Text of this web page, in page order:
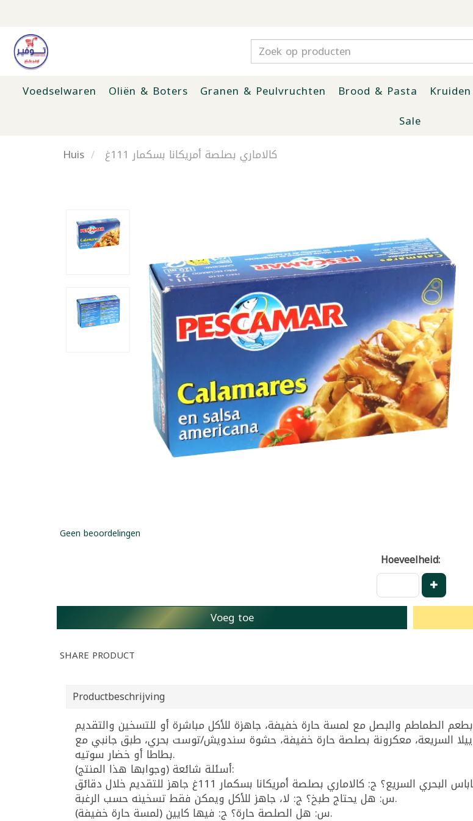
Voedselwaren Oliën & Boters Granen & Peulvruchten Brood & Pasta
Sale
Huis
كالاماري بصلصة أمريكانا بسكمار 111غ
Geen beoordelingen
Hoeveelheid:
Voeg toe
SHARE PRODUCT
Productbeschrijving
الباييلا السريعة، معكرونة بصلصة حارة خفيفة، حشوة سندويش/توست بحري، طبق جانبي مع
بطاطا أو خضار سوتيه.
أسئلة شائعة (وجوابها هذا المنتج):
س: هل يحتاج طبخ؟ ج: لا، جاهز للأكل ويمكن فقط تسخينه حسب الرغبة.
س: هل الصلصة حارة؟ ج: فيها كايين (لمسة حارة خفيفة).